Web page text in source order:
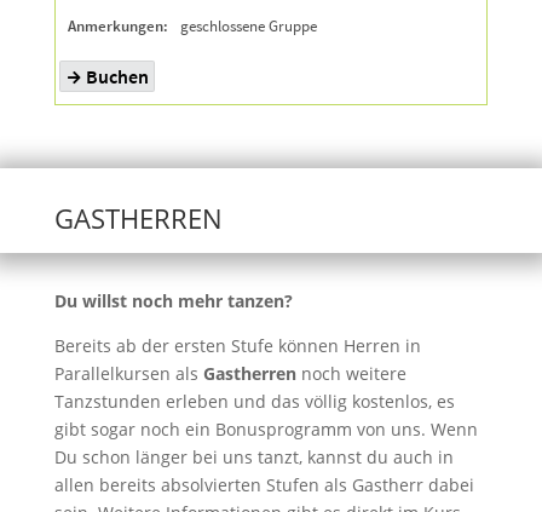
GASTHERREN
Du willst noch mehr tanzen?
Bereits ab der ersten Stufe können Herren in
Parallelkursen als Gastherrennoch weitere
Tanzstunden erleben und das völlig kostenlos, es
gibt sogar noch ein Bonusprogramm von uns. Wenn
Du schon länger bei uns tanzt, kannst du auch in
allen bereits absolvierten Stufen als Gastherr dabei